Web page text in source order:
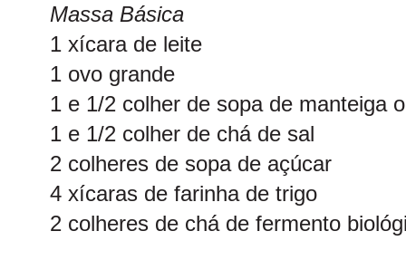
Massa Básica
1 xícara de leite
1 ovo grande
1 e 1/2 colher de sopa de manteiga
1 e 1/2 colher de chá de sal
2 colheres de sopa de açúcar
4 xícaras de farinha de trigo
2 colheres de chá de fermento